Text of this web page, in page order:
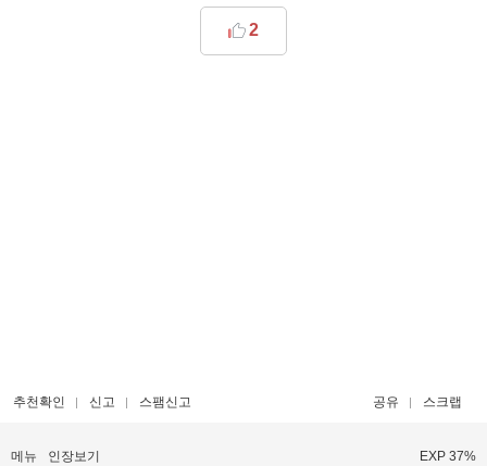
2
추천확인 신고 스팸신고 공유 스크랩
메뉴 인장보기 EXP 37%